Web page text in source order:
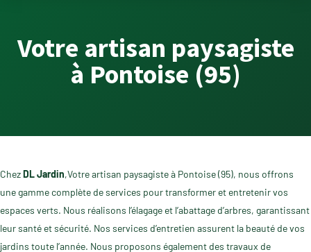
Votre artisan paysagiste
à Pontoise (95)
ChezDL Jardin,Votre artisan paysagiste à Pontoise (95), nous offrons
une gamme complète de services pour transformer et entretenir vos
espaces verts. Nous réalisons l’élagage et l’abattage d’arbres, garantissant
leur santé et sécurité. Nos services d’entretien assurent la beauté de vos
jardins toute l’année. Nous proposons également des travaux de